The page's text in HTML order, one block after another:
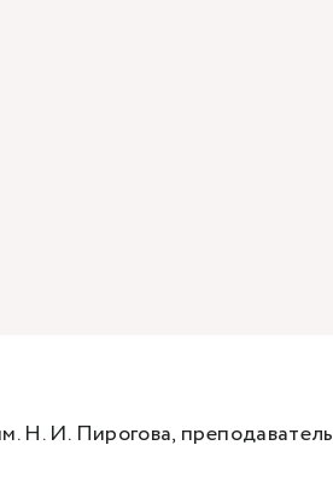
Н. И. Пирогова, преподаватель